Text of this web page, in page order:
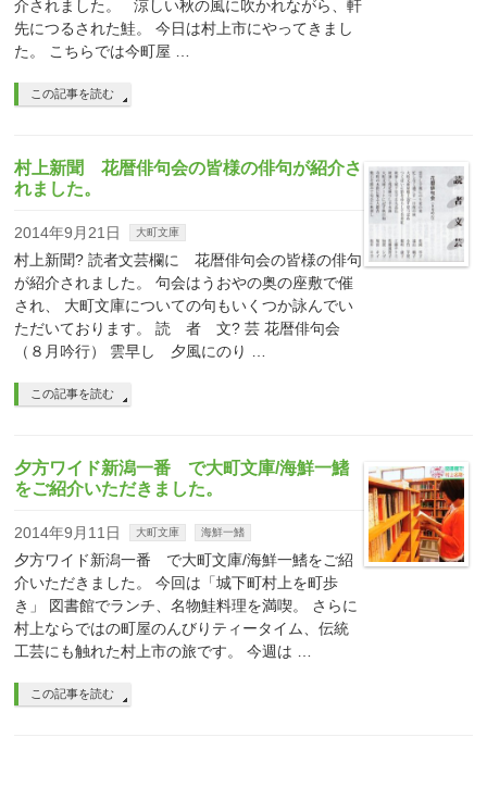
介されました。 涼しい秋の風に吹かれながら、軒
先につるされた鮭。 今日は村上市にやってきまし
た。 こちらでは今町屋 …
この記事を読む
村上新聞 花暦俳句会の皆様の俳句が紹介さ
れました。
2014年9月21日 大町文庫
村上新聞? 読者文芸欄に 花暦俳句会の皆様の俳句
が紹介されました。 句会はうおやの奥の座敷で催
され、 大町文庫についての句もいくつか詠んでい
ただいております。 読 者 文? 芸 花暦俳句会
（８月吟行） 雲早し 夕風にのり …
この記事を読む
夕方ワイド新潟一番 で大町文庫/海鮮一鰭
をご紹介いただきました。
2014年9月11日 大町文庫 海鮮一鰭
夕方ワイド新潟一番 で大町文庫/海鮮一鰭をご紹
介いただきました。 今回は「城下町村上を町歩
き」 図書館でランチ、名物鮭料理を満喫。 さらに
村上ならではの町屋のんびりティータイム、伝統
工芸にも触れた村上市の旅です。 今週は …
この記事を読む